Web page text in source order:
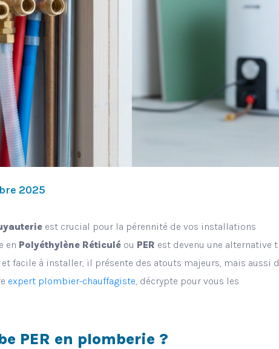
2025
est crucial pour la pérennité de vos installations
en Polyéthylène Réticulé ou PER est devenu une alternative
facile à installer, il présente des atouts majeurs, mais aussi
expert plombier-chauffagiste, décrypte pour vous les
PER en plomberie ?